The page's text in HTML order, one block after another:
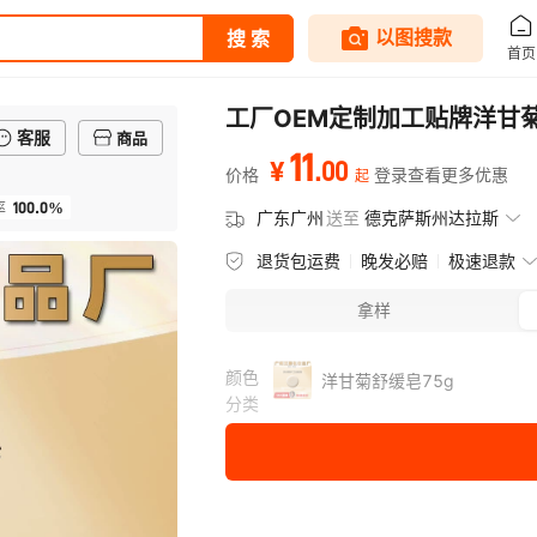
客服 商品
100.0%
工厂OEM定制加工贴牌洋甘
价格 ¥11.00 起 登录查看更多优惠
广东广州送至 德克萨斯州达拉斯
退货包运费 晚发必赔 极速退款
拿样
颜色
分类
洋甘菊舒缓皂75g